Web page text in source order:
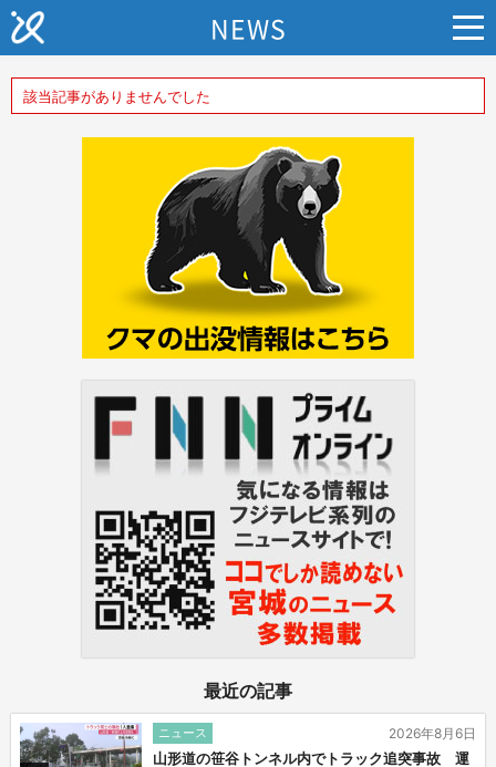
NEWS
該当記事がありませんでした
最近の記事
ニュース
山形道の笹谷トンネル内でトラック追突事故 運
2026年8月6日